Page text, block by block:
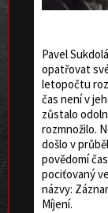
Pavel
opatřovat
letopočtu
čas není v
zůstalo
rozmnožilo.
došlo v
povědomí
pociťovaný
názvy:
Míjení.